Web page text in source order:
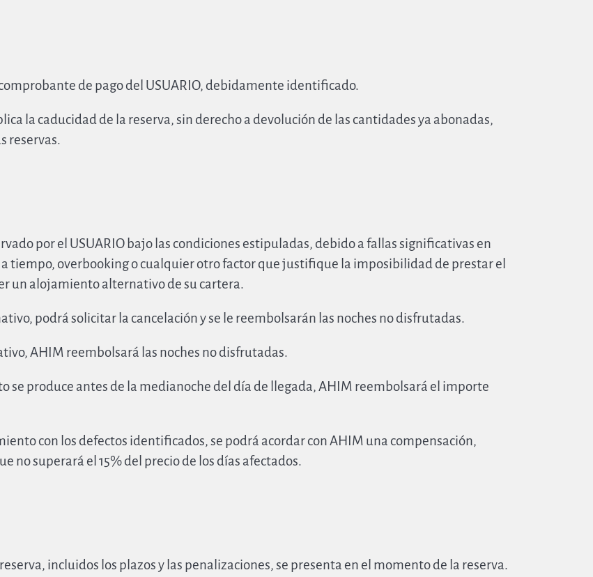
de pago del USUARIO, debidamente identificado.
la caducidad de la reserva, sin derecho a devolución de las cantidades ya abonadas,
reservas.
por el USUARIO bajo las condiciones estipuladas, debido a fallas significativas en
a tiempo, overbooking o cualquier otro factor que justifique la imposibilidad de prestar el
un alojamiento alternativo de su cartera.
podrá solicitar la cancelación y se le reembolsarán las noches no disfrutadas.
AHIM reembolsará las noches no disfrutadas.
produce antes de la medianoche del día de llegada, AHIM reembolsará el importe
con los defectos identificados, se podrá acordar con AHIM una compensación,
no superará el 15% del precio de los días afectados.
incluidos los plazos y las penalizaciones, se presenta en el momento de la reserva.